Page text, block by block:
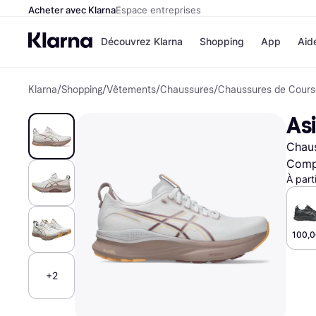
Acheter avec KlarnaEspace entreprises
Découvrez Klarna
Options de
Payer maintenant
Paiement en 3 fois
Paiement à 30 jours
Klarna sur Apple Pay
Shopping
Magasins
Airbnb
Temu
JD
Voir tous les
App
Klarna/Shopping/Vêtements/Chaussures/Chaussures de
+2
À